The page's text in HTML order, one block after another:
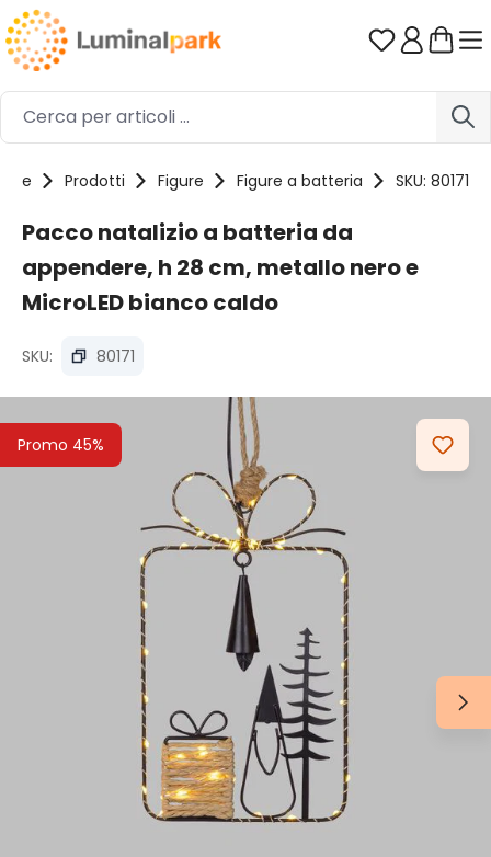
Passa al contenuto principale Hai 0
Prodotti Figure Figure a batteria SKU: 80171
Pacco natalizio a batteria da
appendere, h 28 cm, metallo nero e
MicroLED bianco caldo
SKU: 80171
Promo 45%
Salta la galleria di immagini